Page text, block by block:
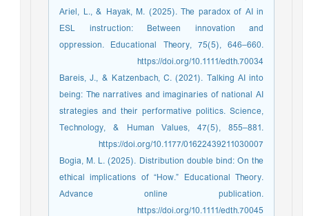
Ariel, L., & Hayak, M. (2025). The paradox of AI in
ESL instruction: Between innovation and
oppression. Educational Theory, 75(5), 646–660.
https://doi.org/10.1111/edth.70034
Bareis, J., & Katzenbach, C. (2021). Talking AI into
being: The narratives and imaginaries of national AI
strategies and their performative politics. Science,
Technology, & Human Values, 47(5), 855–881.
https://doi.org/10.1177/01622439211030007
Bogia, M. L. (2025). Distribution double bind: On the
ethical implications of “How.” Educational Theory.
Advance online publication.
https://doi.org/10.1111/edth.70045